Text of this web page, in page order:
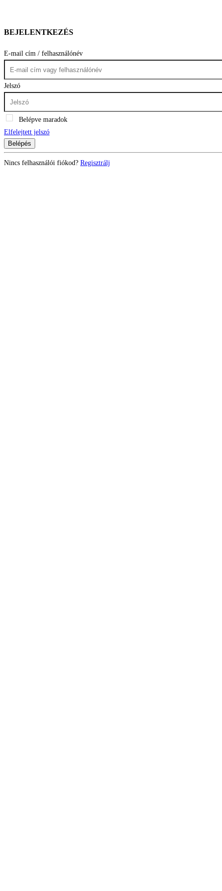
BEJELENTKEZÉS
E-mail cím / felhasználónév
Jelszó
Belépve maradok
Elfelejtett jelszó
Belépés
Nincs felhasználói fiókod? Regisztrálj